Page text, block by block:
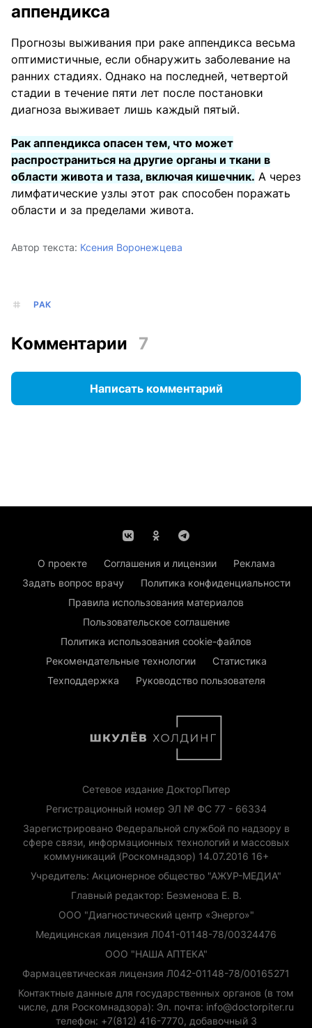
аппендикса
Прогнозы выживания при раке аппендикса весьма
оптимистичные, если обнаружить заболевание на
ранних стадиях. Однако на последней, четвертой
стадии в течение пяти лет после постановки
диагноза выживает лишь каждый пятый.
Рак аппендикса опасен тем, что может
распространиться на другие органы и ткани в
области живота и таза, включая кишечник. А через
лимфатические узлы этот рак способен поражать
области и за пределами живота.
Автор текста: Ксения Воронежцева
РАК
Комментарии 7
Написать комментарий
О проекте Соглашения и лицензии
Реклама
Задать вопрос врачу
Политика конфиденциальности
Правила использования материалов
Пользовательское соглашение
Политика использования cookie-файлов
Рекомендательные технологии
Статистика
Техподдержка
Руководство пользователя
Сетевое издание ДокторПитер
Регистрационный номер ЭЛ № ФС 77 - 66334
Зарегистрировано Федеральной службой по надзору в
сфере связи, информационных технологий и массовых
коммуникаций (Роскомнадзор) 14.07.2016 16+
Учредитель: Акционерное общество "АЖУР-МЕДИА"
Главный редактор: Безменова Е. В.
ООО "Диагностический центр «Энерго»"
Медицинская лицензия Л041-01148-78/00324476
ООО "НАША АПТЕКА"
Фармацевтическая лицензия Л042-01148-78/00165271
Контактные данные для государственных органов (в том
числе, для Роскомнадзора): Эл. почта: info@doctorpiter.ru
телефон: +7(812) 416-7770, добавочный 3